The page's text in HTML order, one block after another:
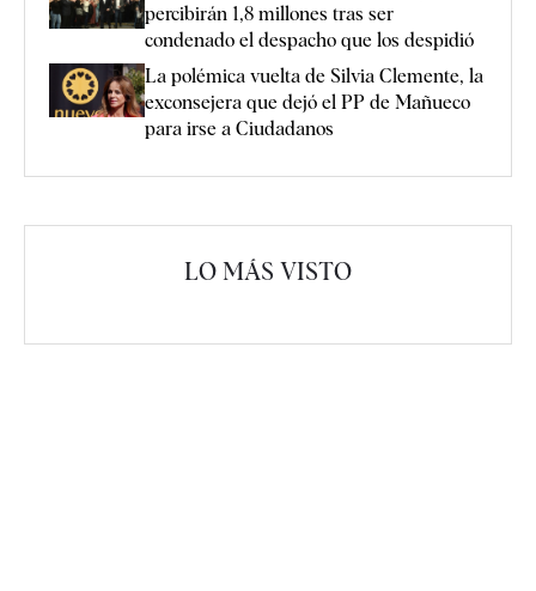
percibirán 1,8 millones tras ser
condenado el despacho que los despidió
La polémica vuelta de Silvia Clemente, la
exconsejera que dejó el PP de Mañueco
para irse a Ciudadanos
LO MÁS VISTO